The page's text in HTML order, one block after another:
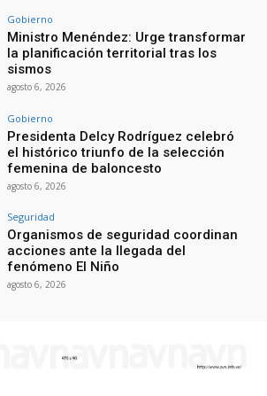
Gobierno
Ministro Menéndez: Urge transformar
la planificación territorial tras los
sismos
agosto 6, 2026
Gobierno
Presidenta Delcy Rodríguez celebró
el histórico triunfo de la selección
femenina de baloncesto
agosto 6, 2026
Seguridad
Organismos de seguridad coordinan
acciones ante la llegada del
fenómeno El Niño
agosto 6, 2026